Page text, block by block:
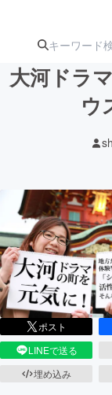
ターン
アー
テク
映像
ビジ
まち
大河ドラ
ウ
ポスト
LINEで送る
埋め込み